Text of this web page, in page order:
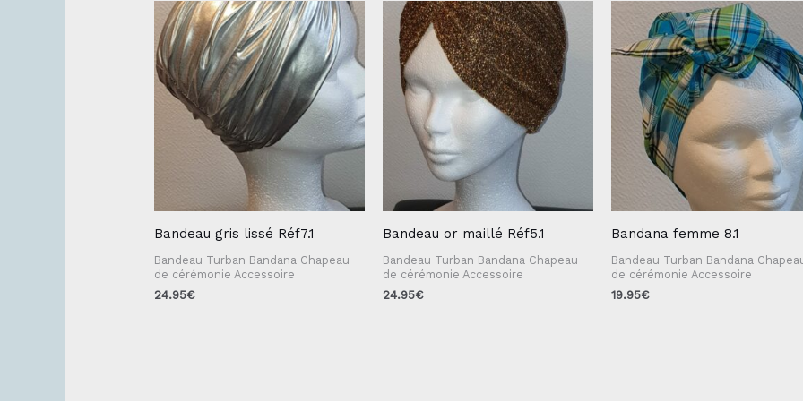
Bandeau gris lissé Réf7.1
Bandeau Turban Bandana Chapeau
de cérémonie Accessoire
24.95€
Bandeau or maillé Réf5.1
Bandeau Turban Bandana Chapeau
de cérémonie Accessoire
24.95€
Bandana femme 8.1
Bandeau Turban Bandana
de cérémonie Accessoire
19.95€